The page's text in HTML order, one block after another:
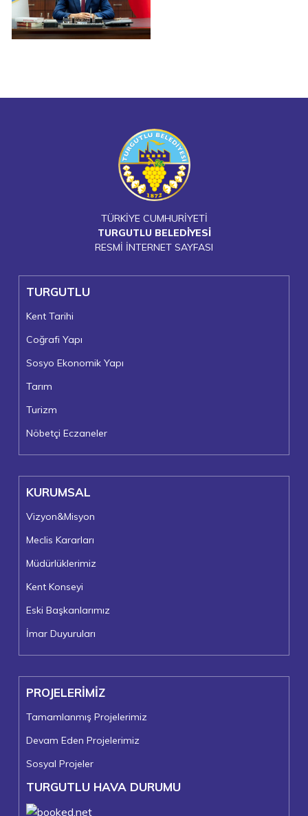
TÜRKİYE CUMHURİYETİ
TURGUTLU BELEDİYESİ
RESMİ İNTERNET SAYFASI
TURGUTLU
Kent Tarihi
Coğrafi Yapı
Sosyo Ekonomik Yapı
Tarım
Turizm
Nöbetçi Eczaneler
KURUMSAL
Vizyon&Misyon
Meclis Kararları
Müdürlüklerimiz
Kent Konseyi
Eski Başkanlarımız
İmar Duyuruları
PROJELERİMİZ
Tamamlanmış Projelerimiz
Devam Eden Projelerimiz
Sosyal Projeler
TURGUTLU HAVA DURUMU